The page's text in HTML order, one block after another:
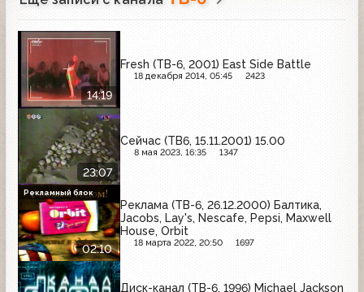
14:19
Fresh (ТВ-6, 2001) East Side Battle
18 декабря 2014, 05:45 2423
23:07
Сейчас (ТВ6, 15.11.2001) 15.00
8 мая 2023, 16:35 1347
02:10
Реклама (ТВ-6, 26.12.2000) Балтика,
Jacobs, Lay's, Nescafe, Pepsi, Maxwell
House, Orbit
18 марта 2022, 20:50 1697
Рекламный блок
Диск-канал (ТВ-6, 1996) Michael Jackson